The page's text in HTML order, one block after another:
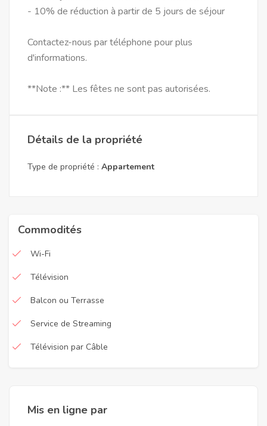
- 10% de réduction à partir de 5 jours de séjour
Contactez-nous par téléphone pour plus
d'informations.
**Note :** Les fêtes ne sont pas autorisées.
Détails de la propriété
Type de propriété : Appartement
Commodités
Wi-Fi
Télévision
Balcon ou Terrasse
Service de Streaming
Télévision par Câble
Mis en ligne par